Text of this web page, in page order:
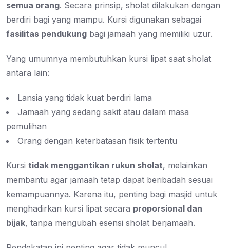
semua orang. Secara prinsip, sholat dilakukan dengan
berdiri bagi yang mampu. Kursi digunakan sebagai
fasilitas pendukung bagi jamaah yang memiliki uzur.
Yang umumnya membutuhkan kursi lipat saat sholat
antara lain:
Lansia yang tidak kuat berdiri lama
Jamaah yang sedang sakit atau dalam masa
pemulihan
Orang dengan keterbatasan fisik tertentu
Kursi tidak menggantikan rukun sholat, melainkan
membantu agar jamaah tetap dapat beribadah sesuai
kemampuannya. Karena itu, penting bagi masjid untuk
menghadirkan kursi lipat secara proporsional dan
bijak, tanpa mengubah esensi sholat berjamaah.